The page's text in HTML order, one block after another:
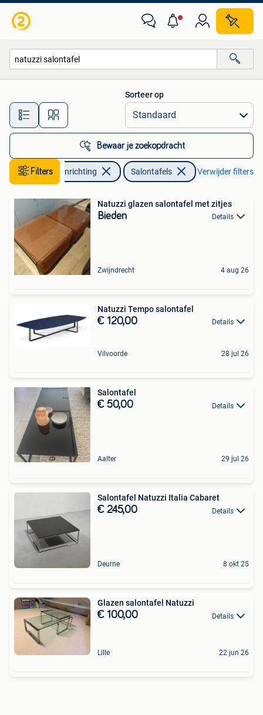
Alle afstanden…
Sorteer op
Bewaar je zoekopdracht
Filters
Huis en Inrichting Salontafels Verwijder filters
Natuzzi glazen salontafel met zitjes
Bieden Details
Zwijndrecht 4 aug 26
Natuzzi Tempo salontafel
€ 120,00 Details
Vilvoorde 28 jul 26
Salontafel
€ 50,00 Details
Aalter 29 jul 26
Salontafel Natuzzi Italia Cabaret
€ 245,00 Details
Deurne 8 okt 25
Glazen salontafel Natuzzi
€ 100,00 Details
Lille 22 jun 26